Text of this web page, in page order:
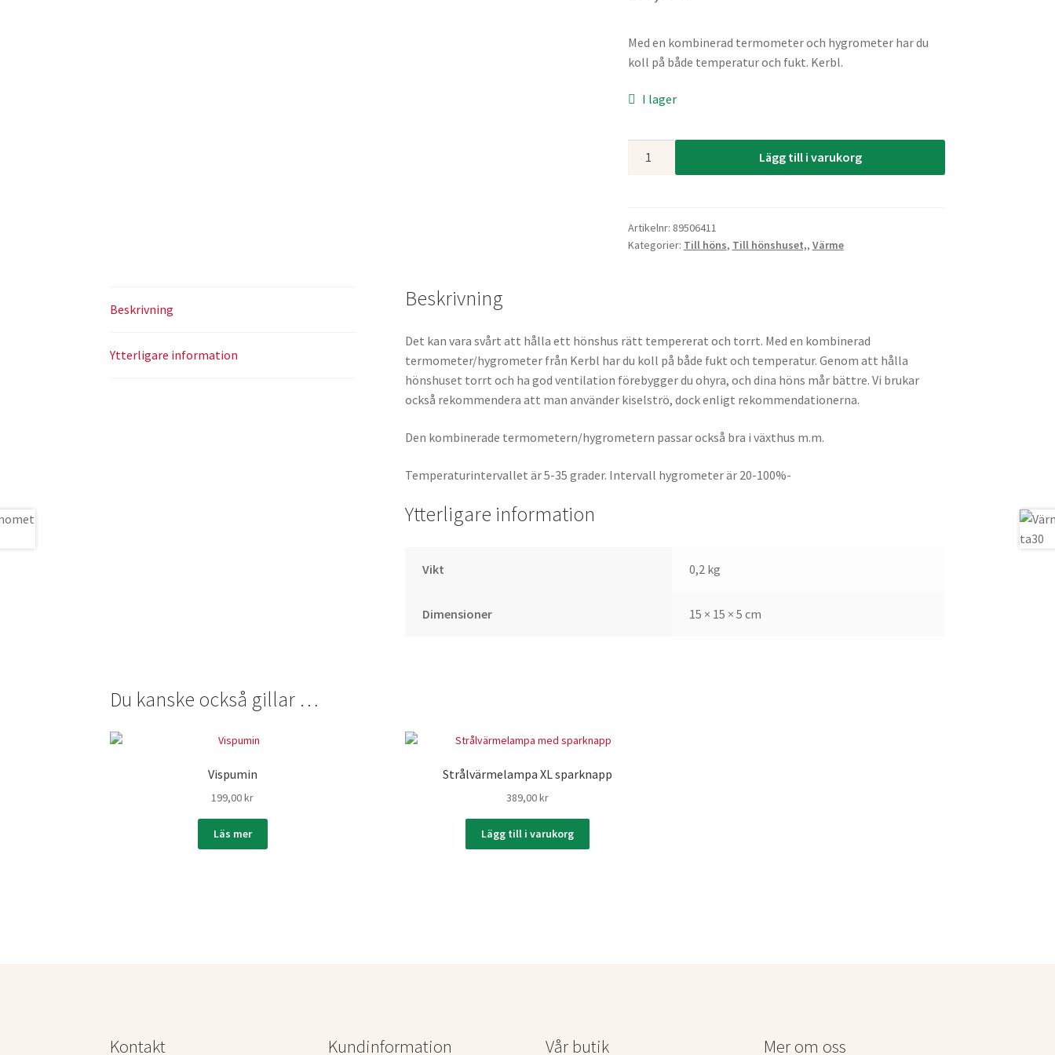
Med en kombinerad termometer och hygrometer har du
koll på både temperatur och fukt. Kerbl.
I lager
Lägg till i varukorg
Artikelnr: 89506411
Kategorier: Till höns, Till hönshuset,, Värme
Beskrivning
Ytterligare information
Beskrivning
Det kan vara svårt att hålla ett hönshus rätt tempererat och torrt. Med en kombinerad
termometer/hygrometer från Kerbl har du koll på både fukt och temperatur. Genom att hålla
hönshuset torrt och ha god ventilation förebygger du ohyra, och dina höns mår bättre. Vi brukar
också rekommendera att man använder kiselströ, dock enligt rekommendationerna.
Den kombinerade termometern/hygrometern passar också bra i växthus m.m.
Temperaturintervallet är 5-35 grader. Intervall hygrometer är 20-100%-
Ytterligare information
Vikt 0,2 kg
Dimensioner 15 × 15 × 5 cm
Du kanske också gillar …
Vispumin
199,00kr
Läs mer
Strålvärmelampa XL sparknapp
389,00kr
Lägg till i varukorg
Kontakt Kundinformation Vår butik Mer om oss